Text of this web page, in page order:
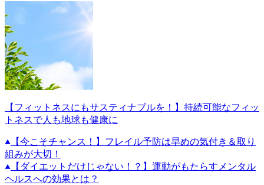
【フィットネスにもサスティナブルを！】持続可能なフィッ
トネスで人も地球も健康に
【今こそチャンス！】フレイル予防は早めの気付き＆取り
組みが大切！
【ダイエットだけじゃない！？】運動がもたらすメンタル
ヘルスへの効果とは？